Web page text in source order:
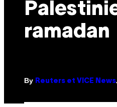
ramadan
By Reuters et VICE News